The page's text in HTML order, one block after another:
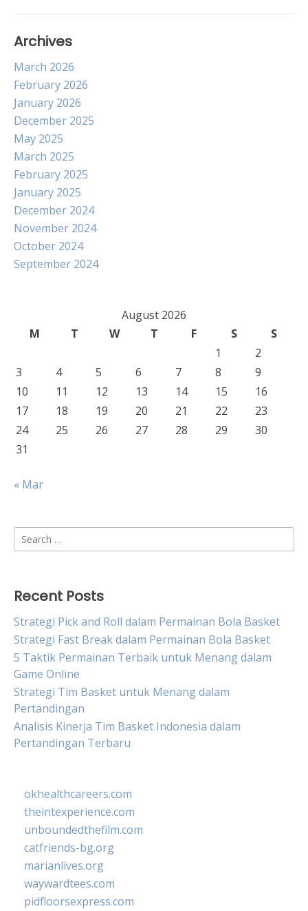
Archives
March 2026
February 2026
January 2026
December 2025
May 2025
March 2025
February 2025
January 2025
December 2024
November 2024
October 2024
September 2024
August 2026
M
T W T F S
S
1
2
3
4 5 6 7 8
9
10
11 12 13 14 15
16
17
18 19 20 21 22
23
24
25 26 27 28 29
30
31
« Mar
Search
for:
Recent Posts
Strategi Pick and Roll dalam Permainan Bola Basket
Strategi Fast Break dalam Permainan Bola Basket
5 Taktik Permainan Terbaik untuk Menang dalam
Game Online
Strategi Tim Basket untuk Menang dalam
Pertandingan
Analisis Kinerja Tim Basket Indonesia dalam
Pertandingan Terbaru
okhealthcareers.com
theintexperience.com
unboundedthefilm.com
catfriends-bg.org
marianlives.org
waywardtees.com
pidfloorsexpress.com